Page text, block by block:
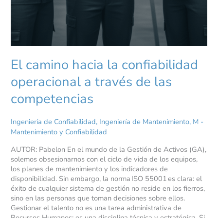
El camino hacia la confiabilidad
operacional a través de las
competencias
Ingeniería de Confiabilidad, Ingeniería de Mantenimiento, M -
Mantenimiento y Confiabilidad
AUTOR: Pabelon En el mundo de la Gestión de Activos (GA),
solemos obsesionarnos con el ciclo de vida de los equipos,
los planes de mantenimiento y los indicadores de
disponibilidad. Sin embargo, la norma ISO 55001 es clara: el
éxito de cualquier sistema de gestión no reside en los fierros,
sino en las personas que toman decisiones sobre ellos.
Gestionar el talento no es una tarea administrativa de